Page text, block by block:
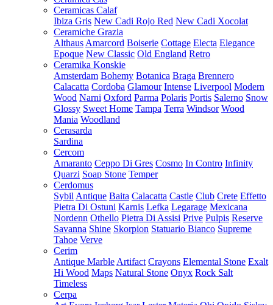
Ceramicas Calaf
Ibiza Gris New Cadi Rojo Red New Cadi Xocolat
Ceramiche Grazia
Althaus Amarcord Boiserie Cottage Electa Elegance
Epoque New Classic Old England Retro
Ceramika Konskie
Amsterdam Bohemy Botanica Braga Brennero
Calacatta Cordoba Glamour Intense Liverpool Modern
Wood Narni Oxford Parma Polaris Portis Salerno Snow
Glossy Sweet Home Tampa Terra Windsor Wood
Mania Woodland
Cerasarda
Sardina
Cercom
Amaranto Ceppo Di Gres Cosmo In Contro Infinity
Quarzi Soap Stone Temper
Cerdomus
Sybil Antique Baita Calacatta Castle Club Crete Effetto
Pietra Di Ostuni Karnis Lefka Legarage Mexicana
Nordenn Othello Pietra Di Assisi Prive Pulpis Reserve
Savanna Shine Skorpion Statuario Bianco Supreme
Tahoe Verve
Cerim
Antique Marble Artifact Crayons Elemental Stone Exalt
Hi Wood Maps Natural Stone Onyx Rock Salt
Timeless
Cerpa